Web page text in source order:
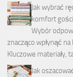
Jak wybrać
komfort
Wybór
znacząco wpłynąć
Kluczowe materiały,
Jak